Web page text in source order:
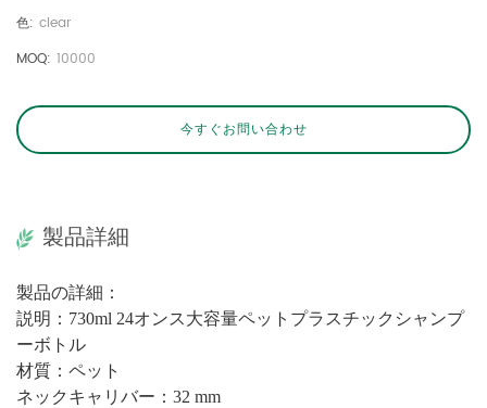
色: clear
MOQ: 10000
今すぐお問い合わせ
製品詳細
製品の詳細：
説明：730ml 24オンス大容量ペットプラスチックシャンプ
ーボトル
材質：ペット
ネックキャリバー：32 mm